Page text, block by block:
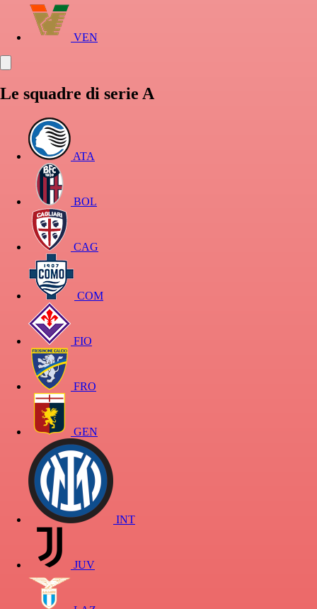
VEN
Le squadre di serie A
ATA
BOL
CAG
COM
FIO
FRO
GEN
INT
JUV